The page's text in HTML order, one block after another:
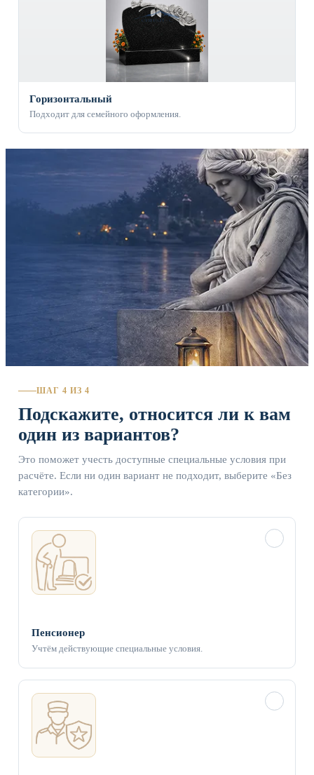
Горизонтальный
Подходит для семейного оформления.
ШАГ 4 ИЗ 4
Подскажите, относится ли к вам
один из вариантов?
Это поможет учесть доступные специальные условия при
расчёте. Если ни один вариант не подходит, выберите «Без
категории».
Пенсионер
Учтём действующие специальные условия.